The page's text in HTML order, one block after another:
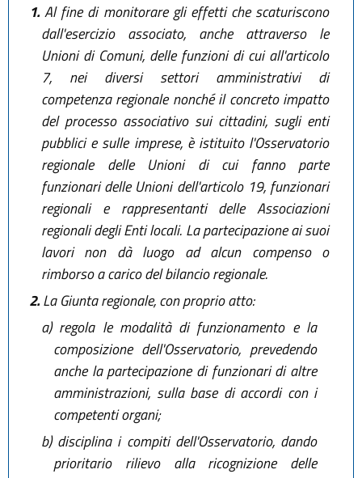
1.Al fine di monitorare gli effetti che scaturiscono
dall'esercizio associato, anche attraverso le
Unioni di Comuni, delle funzioni di cui all'articolo
7, nei diversi settori amministrativi di
competenza regionale nonché il concreto impatto
del processo associativo sui cittadini, sugli enti
pubblici e sulle imprese, è istituito l'Osservatorio
regionale delle Unioni di cui fanno parte
funzionari delle Unioni dell'articolo 19, funzionari
regionali e rappresentanti delle Associazioni
regionali degli Enti locali. La partecipazione ai suoi
lavori non dà luogo ad alcun compenso o
rimborso a carico del bilancio regionale.
2.La Giunta regionale, con proprio atto:
a)regola le modalità di funzionamento e la
composizione dell'Osservatorio, prevedendo
anche la partecipazione di funzionari di altre
amministrazioni, sulla base di accordi con i
competenti organi;
b)disciplina i compiti dell'Osservatorio, dando
prioritario rilievo alla ricognizione delle